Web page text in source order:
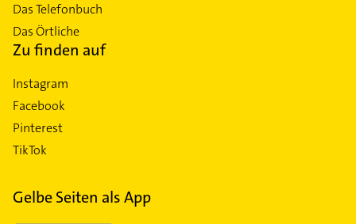
Das Telefonbuch
Das Örtliche
Zu finden auf
Instagram
Facebook
Pinterest
TikTok
Gelbe Seiten als App